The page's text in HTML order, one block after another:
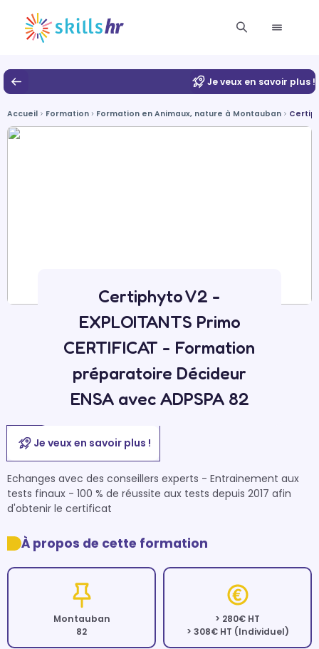
Je veux en savoir plus !
Accueil Formation Formation en Animaux, nature à Montauban
Certiphyto V2 -
EXPLOITANTS Primo
CERTIFICAT - Formation
préparatoire Décideur
ENSA avec ADPSPA 82
Je veux en savoir plus !
Echanges avec des conseillers experts - Entrainement aux
tests finaux - 100 % de réussite aux tests depuis 2017 afin
d'obtenir le certificat
À propos de cette formation
Montauban
82
> 280€ HT
> 308€ HT (Individuel)